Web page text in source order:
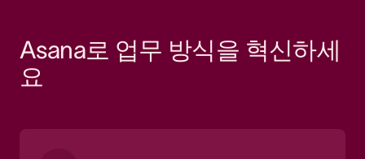
Asana로 업무 방식을 혁신하세
요